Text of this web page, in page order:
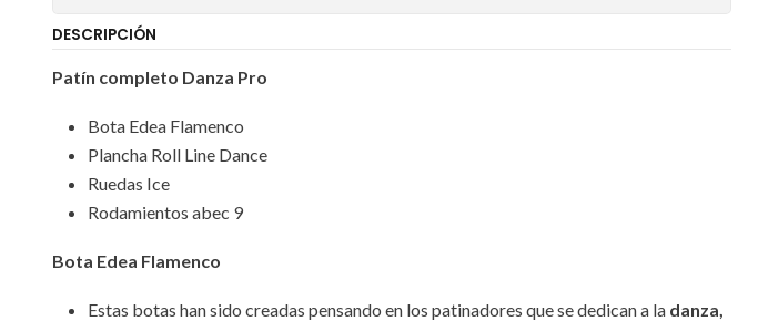
DESCRIPCIÓN
Patín completo Danza Pro
Bota Edea Flamenco
Plancha Roll Line Dance
Ruedas Ice
Rodamientos abec 9
Bota Edea Flamenco
Estas botas han sido creadas pensando en los patinadores que se dedican a la danza,